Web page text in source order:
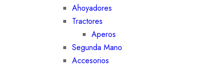
Ahoyadores
Tractores
Aperos
Segunda Mano
Accesorios